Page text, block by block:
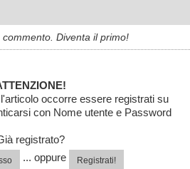
Diventa il primo!
occorre essere registrati su
con Nome utente e Password
registrato?
... oppure Registrati!